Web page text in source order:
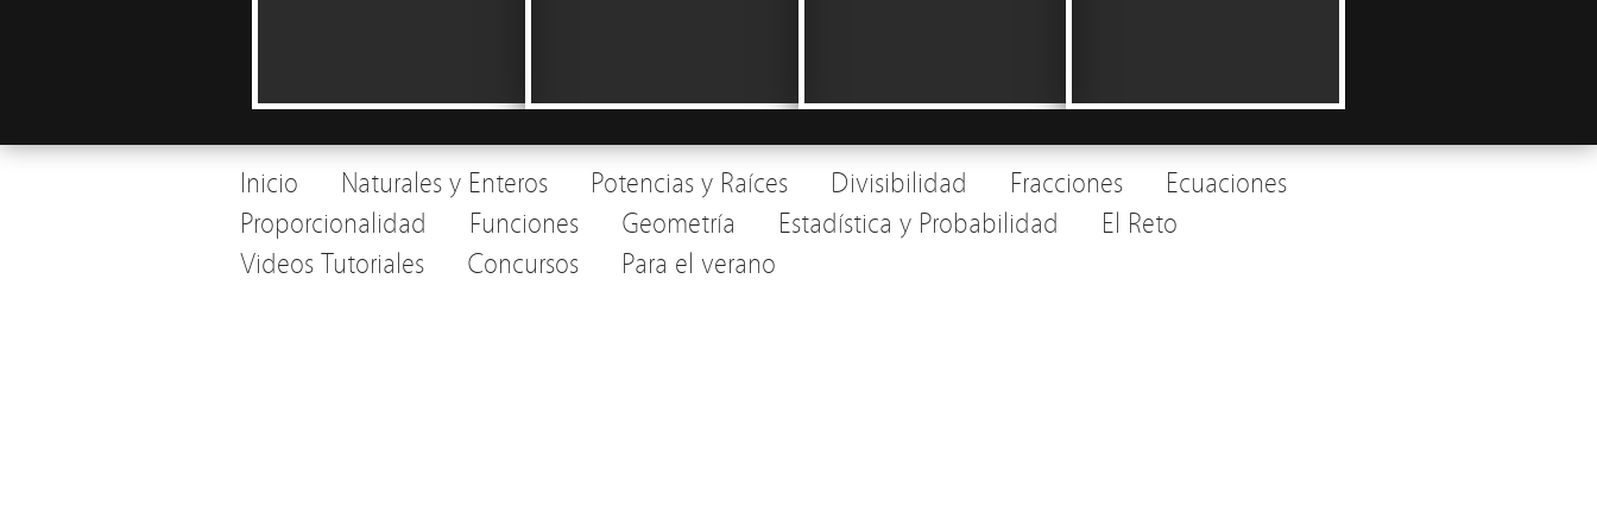
Inicio Naturales y Enteros Potencias y Raíces Divisibilidad Fracciones
Ecuaciones
Proporcionalidad
Funciones Geometría Estadística y Probabilidad
El Reto
Videos Tutoriales
Concursos Para el verano